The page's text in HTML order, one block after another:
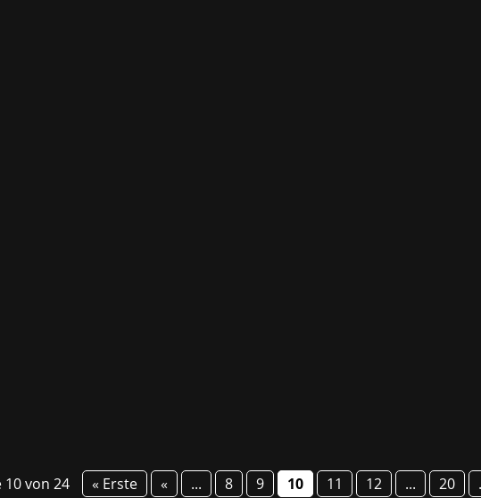
10 von 24 « Erste « ... 8 9 10 11 12 ... 20